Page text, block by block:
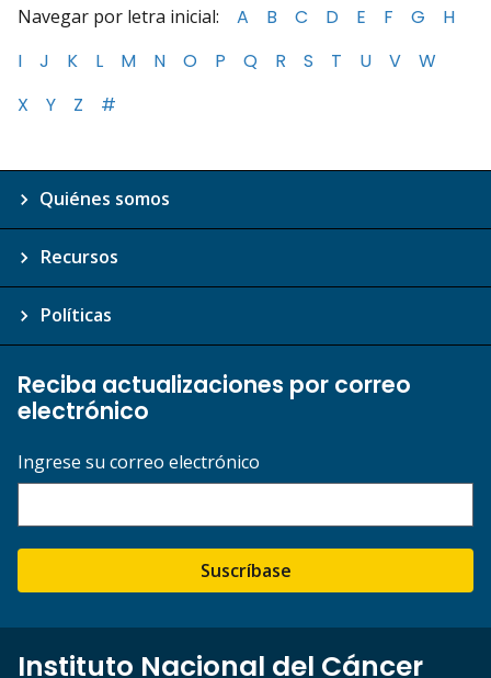
Navegar por letra inicial: A B C D E F G
H
I
J K L M N O P Q R S T U V
W
X
Y Z #
Quiénes somos
Recursos
Políticas
Reciba actualizaciones por correo
electrónico
Ingrese su correo electrónico
Suscríbase
Instituto Nacional del Cáncer